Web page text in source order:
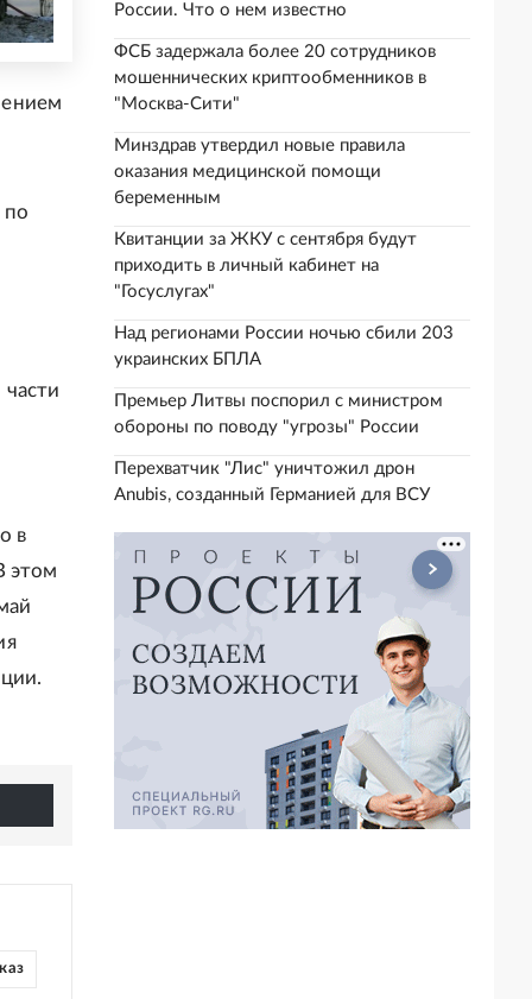
по
в
этом
России. Что о нем известно
ФСБ задержала более 20 сотрудников
мошеннических криптообменников в
"Москва-Сити"
Минздрав утвердил новые правила
оказания медицинской помощи
беременным
Квитанции за ЖКУ с сентября будут
приходить в личный кабинет на
"Госуслугах"
Над регионами России ночью сбили 203
украинских БПЛА
Премьер Литвы поспорил с министром
обороны по поводу "угрозы" России
Перехватчик "Лис" уничтожил дрон
Anubis, созданный Германией для ВСУ